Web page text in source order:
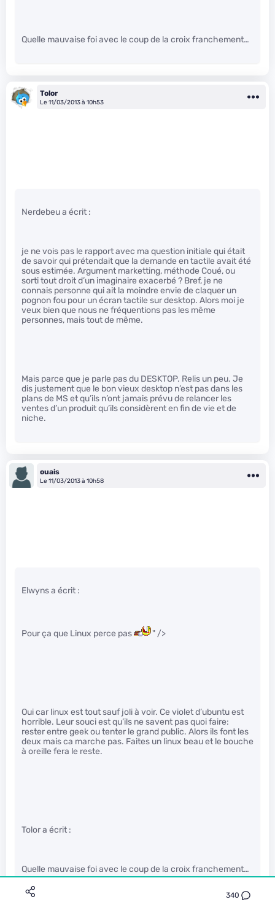
340
Quelle mauvaise foi avec le coup de la croix franchement…
Tolor
Le 11/03/2013 à 10h53
Nerdebeu a écrit :
je ne vois pas le rapport avec ma question initiale qui était
de savoir qui prétendait que la demande en tactile avait été
sous estimée. Argument marketting, méthode Coué, ou
sorti tout droit d’un imaginaire exacerbé ? Bref, je ne
connais personne qui ait la moindre envie de claquer un
pognon fou pour un écran tactile sur desktop. Alors moi je
veux bien que nous ne fréquentions pas les même
personnes, mais tout de même.
Mais parce que je parle pas du DESKTOP. Relis un peu. Je
dis justement que le bon vieux desktop n’est pas dans les
plans de MS et qu’ils n’ont jamais prévu de relancer les
ventes d’un produit qu’ils considèrent en fin de vie et de
niche.
ouais
Le 11/03/2013 à 10h58
Elwyns a écrit :
Pour ça que Linux perce pas " />
Oui car linux est tout sauf joli à voir. Ce violet d’ubuntu est
horrible. Leur souci est qu’ils ne savent pas quoi faire:
rester entre geek ou tenter le grand public. Alors ils font les
deux mais ca marche pas. Faites un linux beau et le bouche
à oreille fera le reste.
Tolor a écrit :
Quelle mauvaise foi avec le coup de la croix franchement…